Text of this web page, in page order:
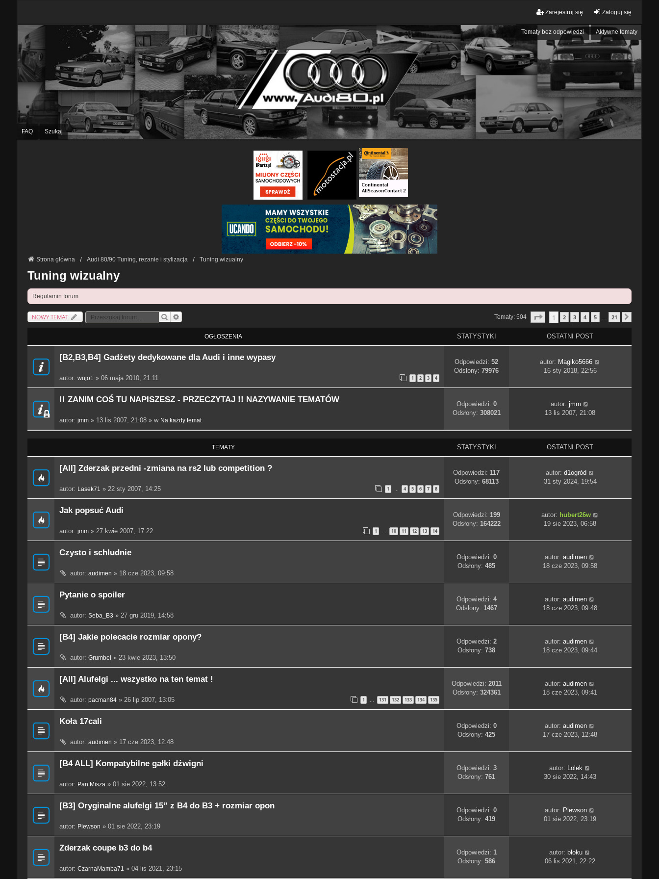
Zaloguj się
Zarejestruj się
Tematy bez odpowiedzi Aktywne tematy
FAQ Szukaj
Strona główna Audi 80/90 Tuning, rezanie i stylizacja Tuning wizualny
Tuning wizualny
Regulamin forum
NOWY TEMAT Szukaj Tematy: 504 Strona 1Z 21
1 2 3 4 5 21
OGŁOSZENIA STATYSTYKI OSTATNI POST
[B2,B3,B4] Gadżety dedykowane dla Audi i inne wypasy
autor: wujo1 » 06 maja 2010, 21:11 1 2 3 4
Odpowiedzi:52
Odsłony:79976
autor: Magiko5666
16 sty 2018, 22:56
!! ZANIM COŚ TU NAPISZESZ - PRZECZYTAJ !! NAZYWANIE TEMATÓW
autor: jmm» 13 lis 2007, 21:08 » w Na każdy temat
Odpowiedzi: 0
Odsłony: 308021
autor:jmm
13 lis 2007, 21:08
TEMATY STATYSTYKI OSTATNI POST
[All] Zderzak przedni -zmiana na rs2 lub competition ?
autor: Lasek71 » 22 sty 2007, 14:25 1 … 4 5 6 7 8
Odpowiedzi: 117
Odsłony: 68113
autor: d1ogród
31 sty 2024, 19:54
Jak popsuć Audi
autor: jmm» 27 kwie 2007, 17:22 1 … 10 11 12 13 14
Odpowiedzi: 199
Odsłony: 164222
autor: hubert26w
19 sie 2023, 06:58
Czysto i schludnie
autor: audimen » 18 cze 2023, 09:58
Odpowiedzi: 0
Odsłony:485
autor:audimen
18 cze 2023, 09:58
Pytanie o spoiler
autor: Seba_B3 » 27 gru 2019, 14:58
Odpowiedzi: 4
Odsłony: 1467
autor:audimen
18 cze 2023, 09:48
[B4] Jakie polecacie rozmiar opony?
autor: Grumbel » 23 kwie 2023, 13:50
Odpowiedzi: 2
Odsłony:738
autor:audimen
18 cze 2023, 09:44
[All] Alufelgi ... wszystko na ten temat !
autor: pacman84» 26 lip 2007, 13:05 1 … 131 132 133 134 135
Odpowiedzi: 2011
Odsłony: 324361
autor:audimen
18 cze 2023, 09:41
Koła 17cali
autor: audimen » 17 cze 2023, 12:48
Odpowiedzi: 0
Odsłony:425
autor:audimen
17 cze 2023, 12:48
[B4 ALL] Kompatybilne gałki dźwigni
autor: Pan Misza » 01 sie 2022, 13:52
Odpowiedzi: 3
Odsłony:761
autor: Lolek
30 sie 2022, 14:43
[B3] Oryginalne alufelgi 15” z B4 do B3 + rozmiar opon
autor: Plewson » 01 sie 2022, 23:19
Odpowiedzi: 0
Odsłony:419
autor: Plewson
01 sie 2022, 23:19
Zderzak coupe b3 do b4
autor: CzarnaMamba71 » 04 lis 2021, 23:15
Odpowiedzi: 1
Odsłony:586
autor:bloku
06 lis 2021, 22:22